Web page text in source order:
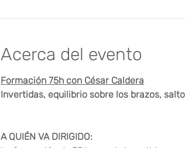
Acerca del evento
Formación 75h con César Caldera
Invertidas, equilibrio sobre los brazos,
A QUIÉN VA DIRIGIDO: